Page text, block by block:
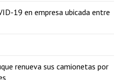
19 en empresa ubicada entre
renueva sus camionetas por